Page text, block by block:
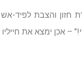
חזון והצבת לפיד-
אכן ימצא את חייליו